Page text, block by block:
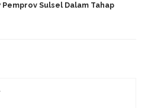
Pemprov Sulsel Dalam Tahap